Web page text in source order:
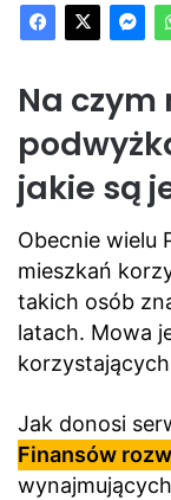
Na
jakie są
Obecnie wielu
mieszkań
takich osób
latach. Mowa
Jak donosi
Finansów